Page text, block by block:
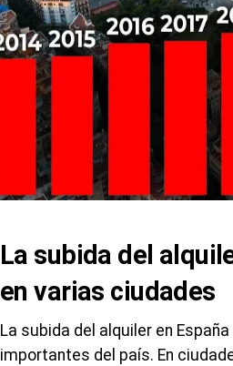
La subida del
en varias ciudades
La subida del alquiler en
importantes del país. En